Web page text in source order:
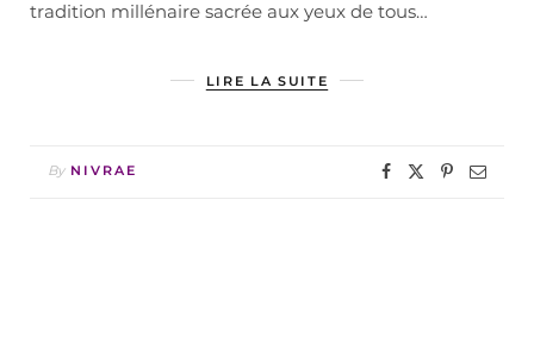
tradition millénaire sacrée aux yeux de tous…
LIRE LA SUITE
By NIVRAE